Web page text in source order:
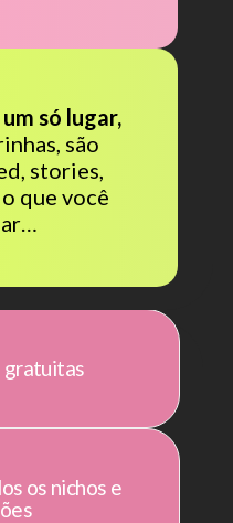
só lugar,
são
stories,
que você
gratuitas
os nichos e